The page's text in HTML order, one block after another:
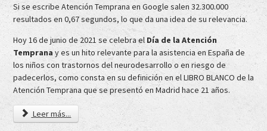
Si se escribe Atención Temprana en Google salen 32.300.000
resultados en 0,67 segundos, lo que da una idea de su relevancia.
Hoy 16 de junio de 2021 se celebra el Día de la Atención
Temprana y es un hito relevante para la asistencia en España de
los niños con trastornos del neurodesarrollo o en riesgo de
padecerlos, como consta en su definición en el LIBRO BLANCO de la
Atención Temprana que se presentó en Madrid hace 21 años.
Leer más...